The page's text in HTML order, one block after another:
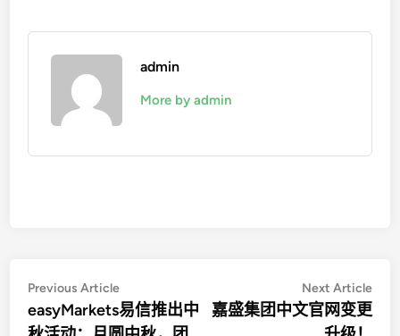
admin
More by admin
文
章
Previous ArticlePrevious
article:
easyMarkets易信推出中
Next Article
嘉盛集团中文官网变更